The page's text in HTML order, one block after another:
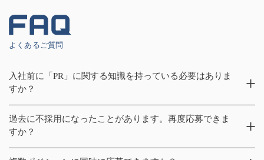
よくあるご質問
入社前に「PR」に関する知識を持っている必要はありま
すか？
の入社です。ご入社後に参考図書をご紹介したり、同時期入
社の中途同期と共に広報・PR基礎研修などを実施したりとサ
ポートいたします。
過去に不採用になったことがあります。再度応募できま
すか？